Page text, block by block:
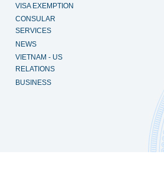
VISA EXEMPTION
CONSULAR
SERVICES
NEWS
VIETNAM - US
RELATIONS
BUSINESS